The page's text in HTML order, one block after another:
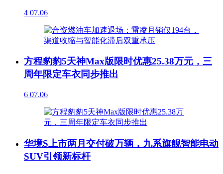
4 07.06
方程豹豹5天神Max版限时优惠25.38万元，三
周年限定车衣同步推出
6 07.06
华境S上市两月交付破万辆，九系旗舰智能电动
SUV引领新标杆